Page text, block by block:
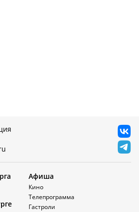
Афиша
Кино
Телепрограмма
Гастроли